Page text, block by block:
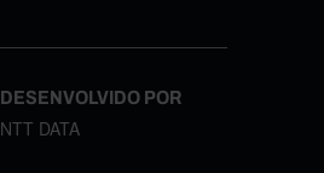
DESENVOLVIDO POR
NTT DATA